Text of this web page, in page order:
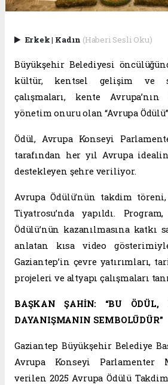
Erkek| Kadın (Haberi Sesli Oku)
Büyükşehir Belediyesi
kültür, kentsel gelişim ve
çalışmaları, kente
yönetim onuru olan “Avrupa
Ödül, Avrupa Konseyi
tarafından her yıl Avrupa
destekleyen şehre veriliyor.
Avrupa Ödülü’nün takdim
Tiyatrosu’nda yapıldı.
Ödülü’nün kazanılmasına katkı
anlatan kısa video
Gaziantep’in çevre yatırımları,
projeleri ve altyapı çalışmaları
BAŞKAN ŞAHİN: “BU ÖDÜL,
DAYANIŞMANIN SEMBOLÜDÜR”
Gaziantep Büyükşehir Belediye
Avrupa Konseyi Parlamenter
verilen 2025 Avrupa Ödülü